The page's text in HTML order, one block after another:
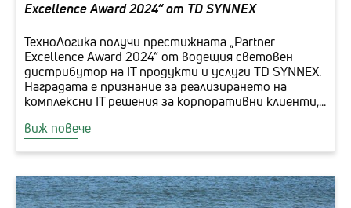
Excellence Award 2024“ от TD SYNNEX
ТехноЛогика получи престижната „Partner
Excellence Award 2024“ от водещия световен
дистрибутор на IT продукти и услуги TD SYNNEX.
Наградата е признание за реализирането на
комплексни IT решения за корпоративни клиенти,...
виж повече